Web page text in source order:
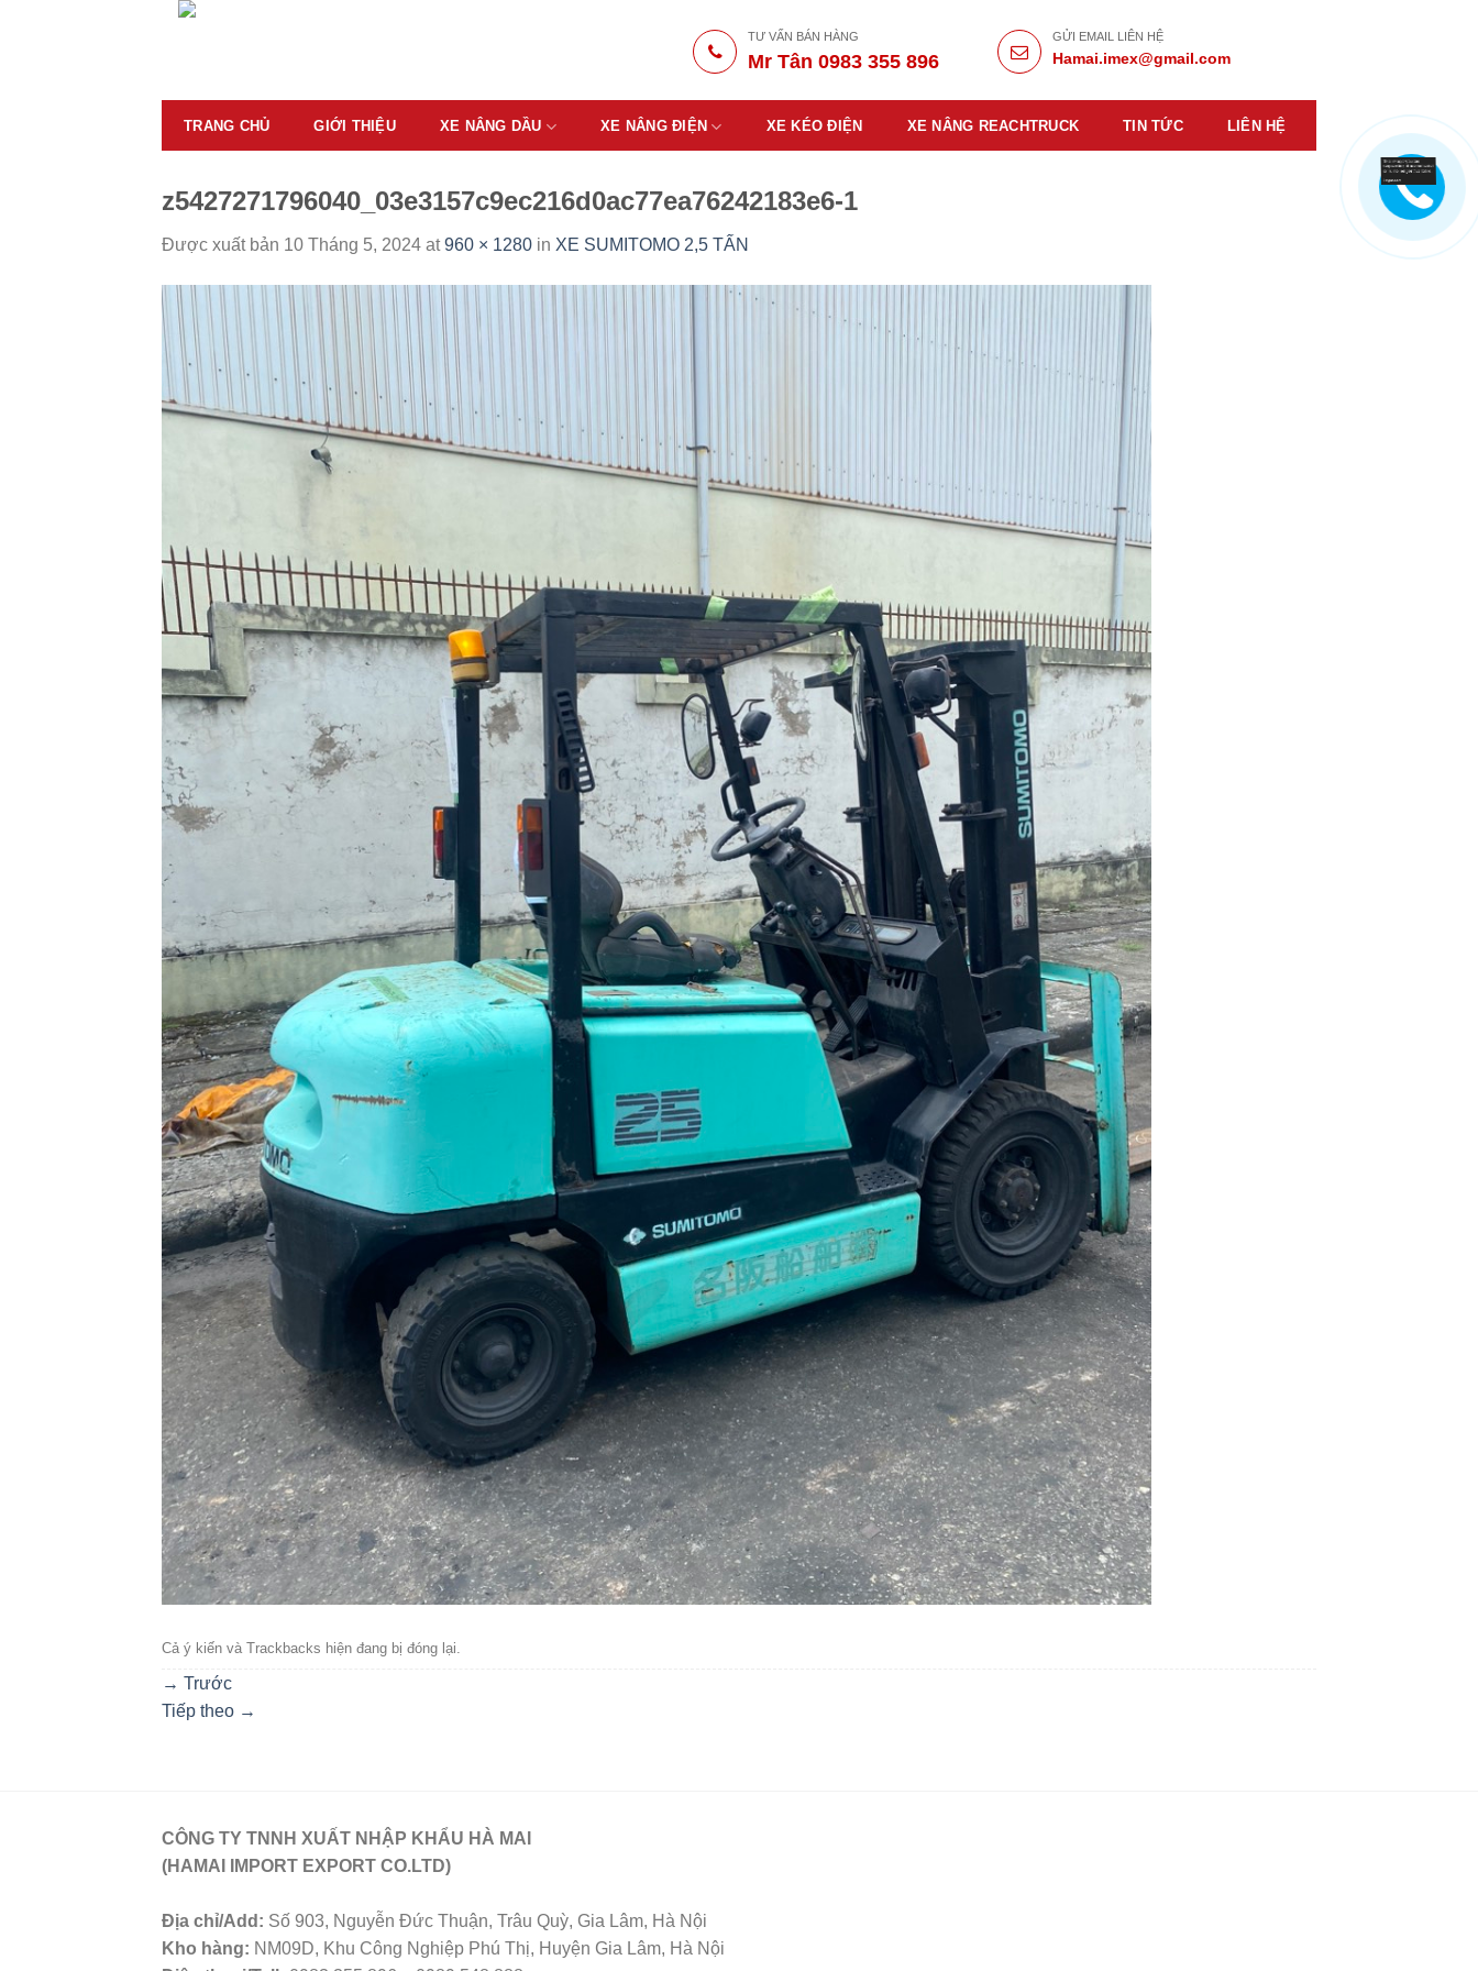
TƯ VẤN BÁN HÀNG
Mr Tân 0983 355 896
GỬI EMAIL LIÊN HỆ
Hamai.imex@gmail.com
TRANG CHỦ GIỚI THIỆU XE NÂNG DẦU XE NÂNG ĐIỆN XE KÉO ĐIỆN XE NÂNG REACHTRUCK TIN TỨC LIÊN HỆ
z5427271796040_03e3157c9ec216d0ac77ea76242183e6-1
Được xuất bản 10 Tháng 5, 2024 at960 × 1280 in XE SUMITOMO 2,5 TẤN
Cả ý kiến ​​và Trackbacks hiện đang bị đóng lại.
→ Trước
Tiếp theo →
CÔNG TY TNNH XUẤT NHẬP KHẨU HÀ MAI
(HAMAI IMPORT EXPORT CO.LTD)
Địa chỉ/Add: Số 903, Nguyễn Đức Thuận, Trâu Quỳ, Gia Lâm, Hà Nội
Kho hàng: NM09D, Khu Công Nghiệp Phú Thị, Huyện Gia Lâm, Hà Nội